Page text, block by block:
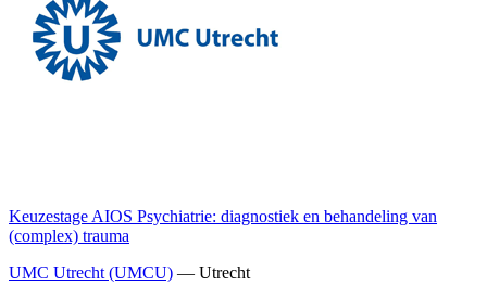
Keuzestage AIOS Psychiatrie: diagnostiek en behandeling van
(complex) trauma
UMC Utrecht (UMCU) — Utrecht